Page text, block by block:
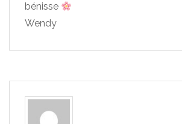
bénisse
Wendy